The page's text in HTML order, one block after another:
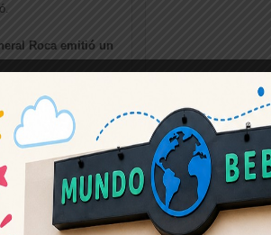
Roca emitió un
toma
masculina
que se comisiona
donde se procede a
del elemento
Instrucción de la